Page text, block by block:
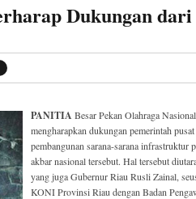
Dukungan
PANITIA Besar Pekan Olahraga
mengharapkan dukungan pemerintah
pembangunan sarana-sarana infrastruktur
akbar nasional tersebut. Hal tersebut
yang juga Gubernur Riau Rusli Zainal,
KONI Provinsi Riau dengan Badan